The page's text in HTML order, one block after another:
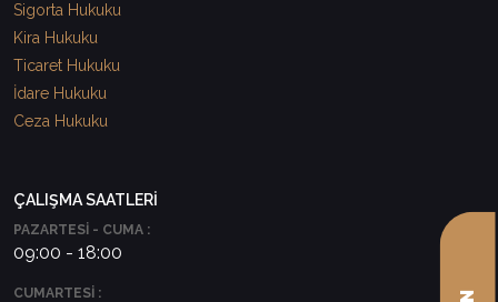
Sigorta Hukuku
Kira Hukuku
Ticaret Hukuku
İdare Hukuku
Ceza Hukuku
ÇALIŞMA SAATLERİ
PAZARTESİ - CUMA :
09:00 - 18:00
CUMARTESİ :